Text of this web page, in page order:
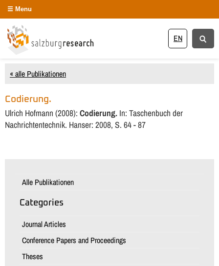
EN
Menu
« alle Publikationen
Codierung.
Ulrich Hofmann (2008): Codierung. In: Taschenbuch der
Nachrichtentechnik. Hanser: 2008, S. 64 - 87
Alle Publikationen
Categories
Journal Articles
Conference Papers and Proceedings
Theses